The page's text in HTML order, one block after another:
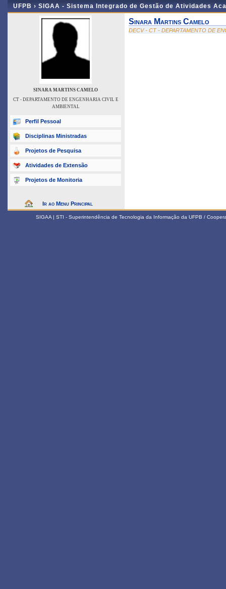
UFPB › SIGAA - Sistema Integrado de Gestão de Atividades
SINARA MARTINS CAMELO
CT - DEPARTAMENTO DE ENGENHARIA CIVIL E
AMBIENTAL
Perfil Pessoal
Disciplinas Ministradas
Projetos de Pesquisa
Atividades de Extensão
Projetos de Monitoria
Ir ao Menu Principal
Sinara Martins Camelo
DECV - CT - DEPARTAMENTO DE
SIGAA | STI - Superintendência de Tecnologia da Informação da UFPB /